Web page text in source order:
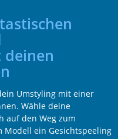
deinen
Umstyling mit einer
Wähle deine
auf den Weg zum
Modell ein Gesichtspeeling